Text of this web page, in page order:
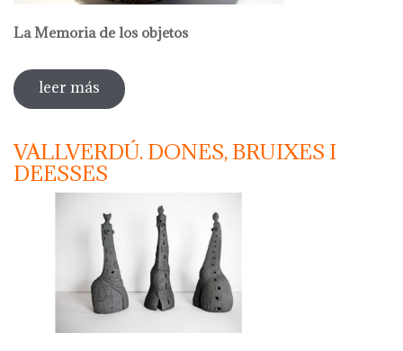
La Memoria de los objetos
leer más sobre emili biarnés. llindar
VALLVERDÚ. DONES, BRUIXES I
DEESSES